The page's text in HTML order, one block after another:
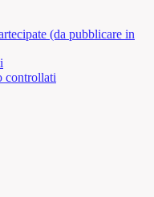
(da pubblicare in
controllati